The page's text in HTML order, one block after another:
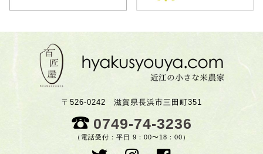
〒526-0242 滋賀県長浜市三田町351
0749-74-3236
（電話受付：平日 9：00〜18：00）